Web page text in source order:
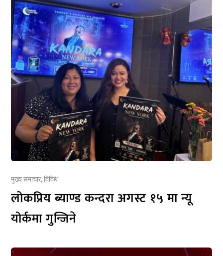
मुख्य समाचार,विविध
लोकप्रिय ब्याण्ड कन्दरा अगस्ट १५ मा न्यू
योर्कमा गुन्जिने